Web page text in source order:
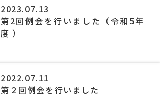
2023.07.13
第2回例会を行いました（令和5年
度 ）
2022.07.11
第２回例会を行いました